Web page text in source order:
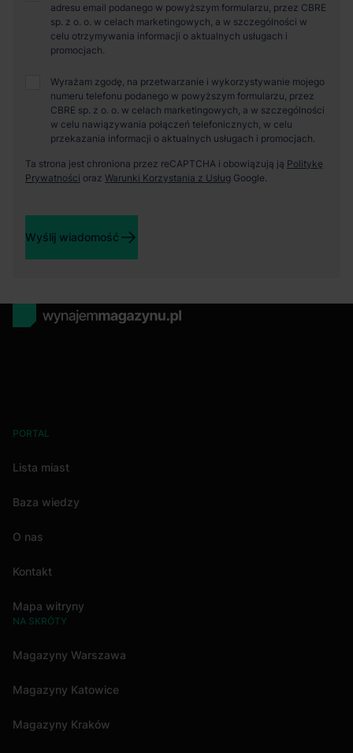
adresu email podanego w powyższym formularzu, przez CBRE
sp. z o. o. w celach marketingowych, a w szczególności w
celu otrzymywania informacji o aktualnych usługach i
promocjach.
Wyrażam zgodę, na przetwarzanie i wykorzystywanie mojego
numeru telefonu podanego w powyższym formularzu, przez
CBRE sp. z o. o. w celach marketingowych, a w szczególności
w celu nawiązywania połączeń telefonicznych, w celu
przekazania informacji o aktualnych usługach i promocjach.
Ta strona jest chroniona przez reCAPTCHA i obowiązują ją Politykę
Prywatności oraz Warunki Korzystania z Usług Google.
Wyślij wiadomość
PORTAL
Lista miast
Baza wiedzy
O nas
Kontakt
Mapa witryny
NA SKRÓTY
Magazyny Warszawa
Magazyny Katowice
Magazyny Kraków